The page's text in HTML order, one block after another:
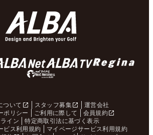
ついて スタッフ募集
運営会社
ポリシー
ご利用に際して
会員規約
イン
特定商取引法に基づく表示
ビス利用規約
マイページサービス利用規約